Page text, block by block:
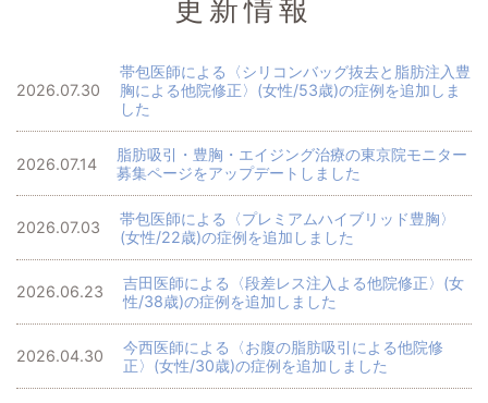
更新情報
2026.07.30
帯包医師による〈シリコンバッグ抜去と脂肪注入豊
胸による他院修正〉(女性/53歳)の症例を追加しま
した
2026.07.14
脂肪吸引・豊胸・エイジング治療の東京院モニター
募集ページをアップデートしました
2026.07.03
帯包医師による〈プレミアムハイブリッド豊胸〉
(女性/22歳)の症例を追加しました
2026.06.23
吉田医師による〈段差レス注入よる他院修正〉(女
性/38歳)の症例を追加しました
2026.04.30
今西医師による〈お腹の脂肪吸引による他院修
正〉(女性/30歳)の症例を追加しました